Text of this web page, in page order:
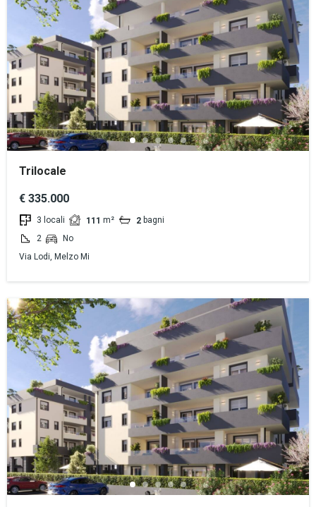
Trilocale
€ 335.000
3 locali 111 m² 2 bagni
2
No
Via Lodi, Melzo Mi